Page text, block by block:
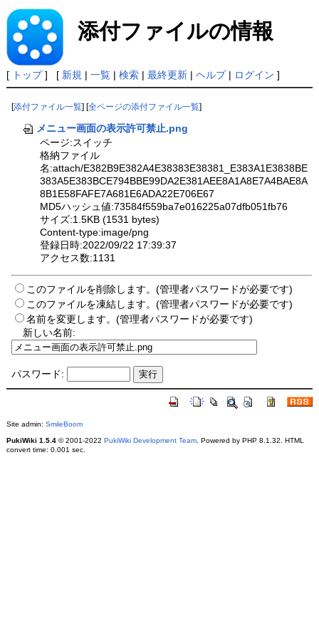
添付ファイルの情報
[ トップ] [ 新規 | 一覧| 検索| 最終更新| ヘルプ| ログイン ]
[添付ファイル一覧] [全ページの添付ファイル一覧]
メニュー画面の表示許可禁止.png
ページ:スイッチ
格納ファイル
名:attach/E382B9E382A4E38383E38381_E383A1E3838BE
383A5E383BCE794BBE99DA2E381AEE8A1A8E7A4BAE8A
8B1E58FAFE7A681E6ADA22E706E67
MD5ハッシュ値:73584f559ba7e016225a07dfb051fb76
サイズ:1.5KB (1531 bytes)
Content-type:image/png
登録日時:2022/09/22 17:39:37
アクセス数:1131
このファイルを削除します。(管理者パスワードが必要です)
このファイルを凍結します。(管理者パスワードが必要です)
名前を変更します。(管理者パスワードが必要です)
新しい名前:
パスワード:
Site admin: SmileBoom
PukiWiki 1.5.4© 2001-2022 PukiWiki Development Team. Powered by PHP 8.1.32. HTML
convert time: 0.001 sec.